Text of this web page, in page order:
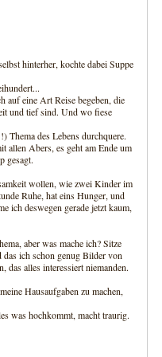
hinterher, kochte dabei Suppe
auf eine Art Reise begeben, die
und tief sind. Und wo fiese
Thema des Lebens durchquere.
allen Abers, es geht am Ende um
gesagt.
wollen, wie zwei Kinder im
Ruhe, hat eins Hunger, und
ich deswegen gerade jetzt kaum,
aber was mache ich? Sitze
ich schon genug Bilder von
alles interessiert niemanden.
Hausaufgaben zu machen,
was hochkommt, macht traurig.